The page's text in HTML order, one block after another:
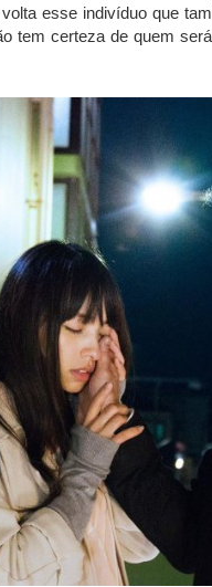
esse indivíduo que
tem certeza de quem